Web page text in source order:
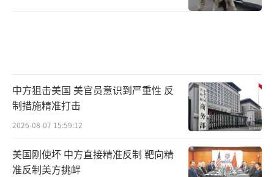
中方狙击美国 美官员意识到严重性 反
制措施精准打击
2026-08-07 15:59:12
美国刚使坏 中方直接精准反制 靶向精
准反制美方挑衅